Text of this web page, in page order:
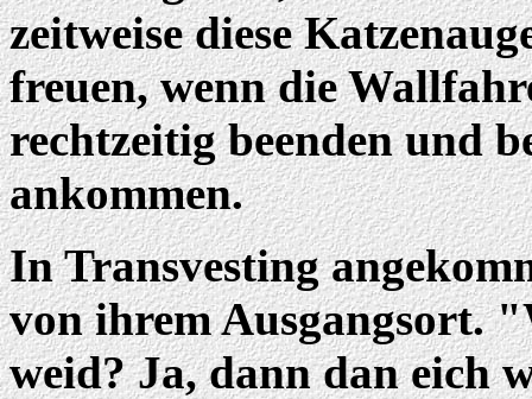
zeitweise diese
freuen, wenn die
rechtzeitig beenden und
ankommen.
In Transvesting
von ihrem Ausgangsort.
weid? Ja, dann dan eich